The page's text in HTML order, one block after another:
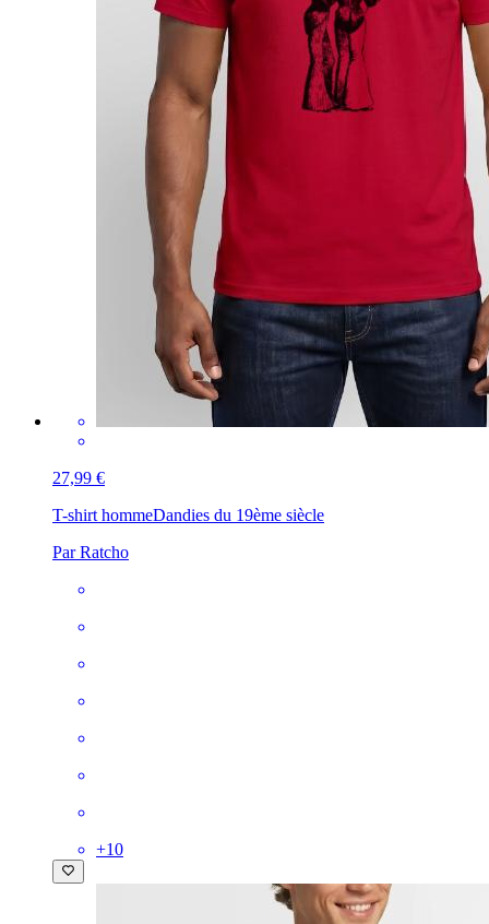
27,99 €
T-shirt hommeDandies du 19ème siècle
Par Ratcho
+10